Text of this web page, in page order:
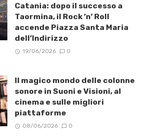
Catania: dopo il successo a
Taormina, il Rock ’n’ Roll
accende Piazza Santa Maria
dell’Indirizzo
19/06/2026 0
Il magico mondo delle colonne
sonore in Suoni e Visioni, al
cinema e sulle migliori
piattaforme
08/06/2026 0